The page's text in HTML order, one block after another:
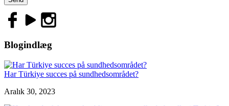
Blogindlæg
Har Türkiye succes på sundhedsområdet?
Aralık 30, 2023